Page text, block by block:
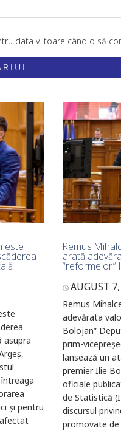
data viitoare când o să
este
asupra
și pentru
Remus
arată
“reformelor”
AUGUST
Remus
adevărata
Bolojan”
prim-
lansează un
premier Ilie
oficiale
de Statistică
discursul
promovate de